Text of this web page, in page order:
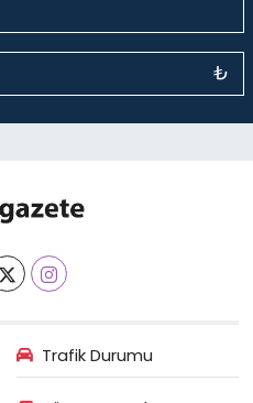
₺
Trafik Durumu